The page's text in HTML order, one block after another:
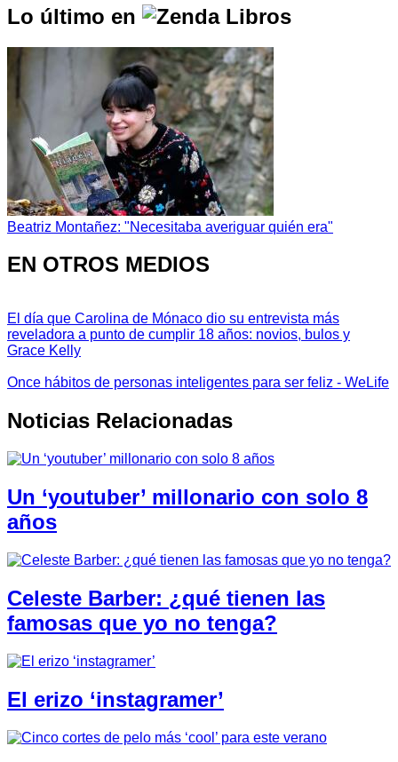
Lo último en
Beatriz Montañez: "Necesitaba averiguar quién era"
EN OTROS MEDIOS
El día que Carolina de Mónaco dio su entrevista más
reveladora a punto de cumplir 18 años: novios, bulos y
Grace Kelly
Once hábitos de personas inteligentes para ser feliz - WeLife
Noticias Relacionadas
Un ‘youtuber’ millonario con solo 8
años
Celeste Barber: ¿qué tienen las
famosas que yo no tenga?
El erizo ‘instagramer’